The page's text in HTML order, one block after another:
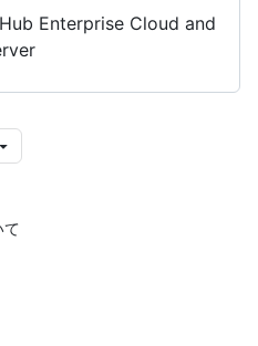
Enterprise Cloud and
て